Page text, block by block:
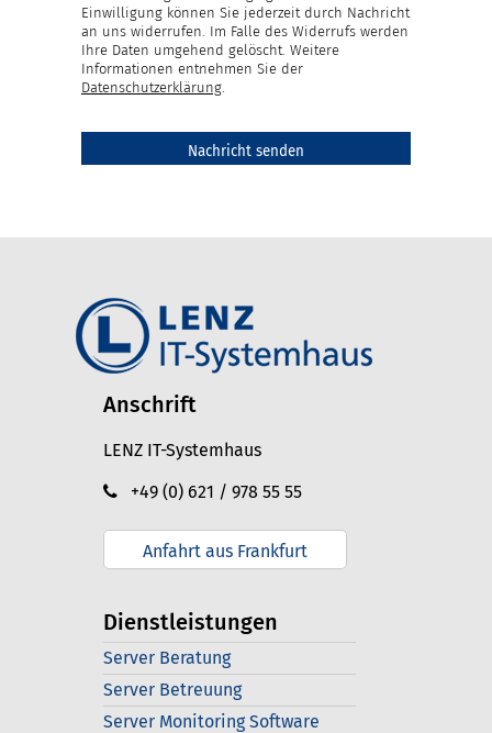
Einwilligung können Sie jederzeit durch Nachricht
an uns widerrufen. Im Falle des Widerrufs werden
Ihre Daten umgehend gelöscht. Weitere
Informationen entnehmen Sie der
Datenschutzerklärung
Anschrift
LENZ IT-Systemhaus
+49 (0) 621 / 978 55 55
Anfahrt aus Frankfurt
Dienstleistungen
Server Beratung
Server Betreuung
Server Monitoring Software